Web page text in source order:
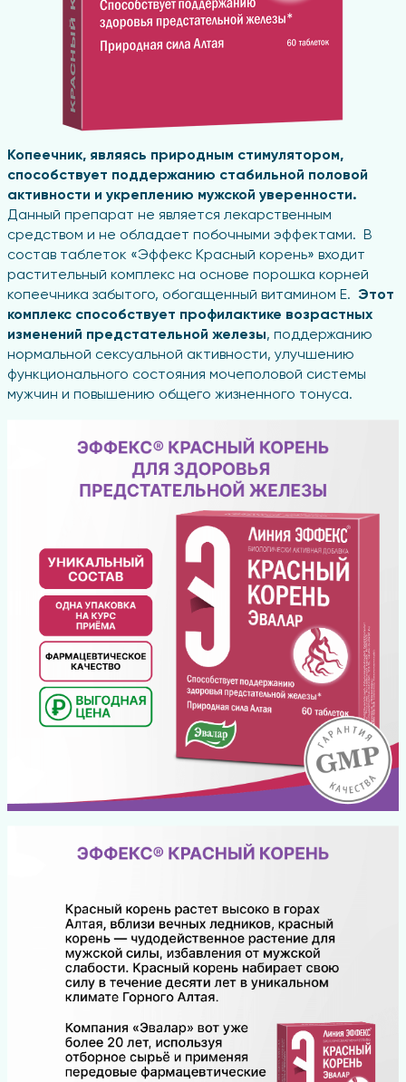
Копеечник, являясь природным стимулятором,
способствует поддержанию стабильной половой
активности и укреплению мужской уверенности.
Данный препарат не является лекарственным
средством и не обладает побочными эффектами. В
состав таблеток «Эффекс Красный корень» входит
растительный комплекс на основе порошка корней
копеечника забытого, обогащенный витамином Е. Этот
комплекс способствует профилактике возрастных
изменений предстательной железы, поддержанию
нормальной сексуальной активности, улучшению
функционального состояния мочеполовой системы
мужчин и повышению общего жизненного тонуса.